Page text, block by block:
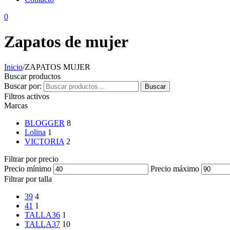
0
Zapatos de mujer
Inicio/ZAPATOS MUJER
Buscar productos
Buscar por:
Buscar
Filtros activos
Marcas
BLOGGER 8
Lolina 1
VICTORIA 2
Filtrar por precio
Precio mínimo
Precio máximo
Filtrar por talla
39 4
41 1
TALLA36 1
TALLA37 10